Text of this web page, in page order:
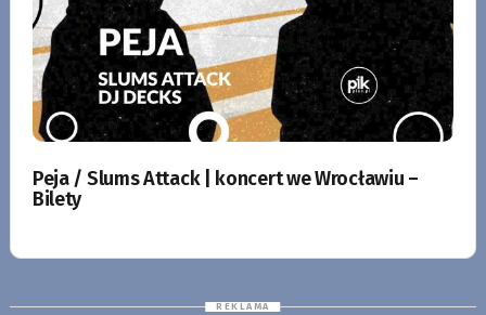
Peja / Slums Attack | koncert we Wrocławiu –
Bilety